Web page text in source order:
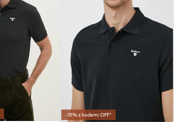
-15% z kodem: OFF*